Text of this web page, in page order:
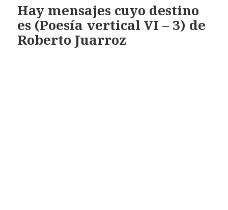
Hay mensajes cuyo destino
es (Poesía vertical VI – 3) de
Roberto Juarroz